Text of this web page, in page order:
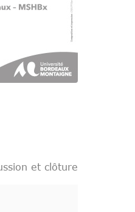
et clôture